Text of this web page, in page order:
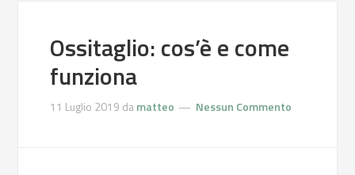
Ossitaglio: cos’è e come
funziona
11 Luglio 2019 damatteo Nessun Commento